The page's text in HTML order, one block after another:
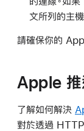
文所列的主
請確保你的
Apple 推
了解如何解決
對於透過 HTTP